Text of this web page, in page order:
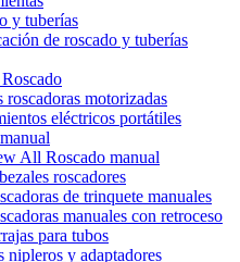
y tuberías
de roscado y tuberías
roscadoras motorizadas
eléctricos portátiles
All Roscado manual
roscadores
de trinquete manuales
manuales con retroceso
para tubos
nipleros y adaptadores